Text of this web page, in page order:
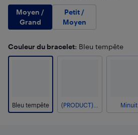
Moyen /
Grand
Petit /
Moyen
Couleur du bracelet: Bleu tempête
Bleu tempête Minuit